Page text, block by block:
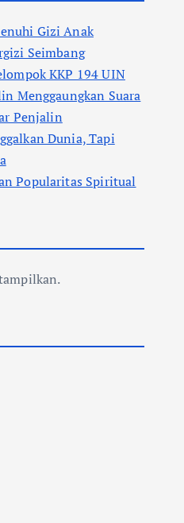
Gizi Anak
Seimbang
KKP 194 UIN
Menggaungkan Suara
Penjalin
Dunia, Tapi
Popularitas Spiritual